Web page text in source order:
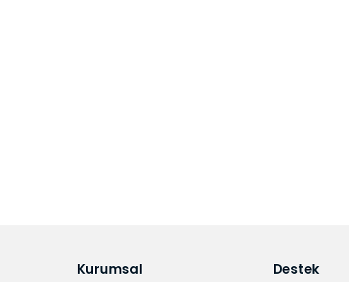
Kurumsal Destek